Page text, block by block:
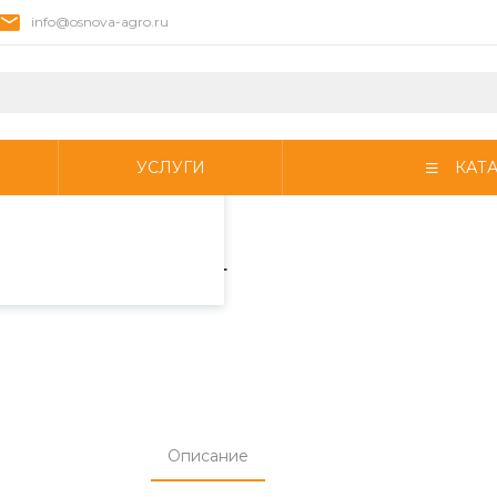
и
Продолжая
info@osnova-agro.ru
УСЛУГИ
ГОСТ
Описание